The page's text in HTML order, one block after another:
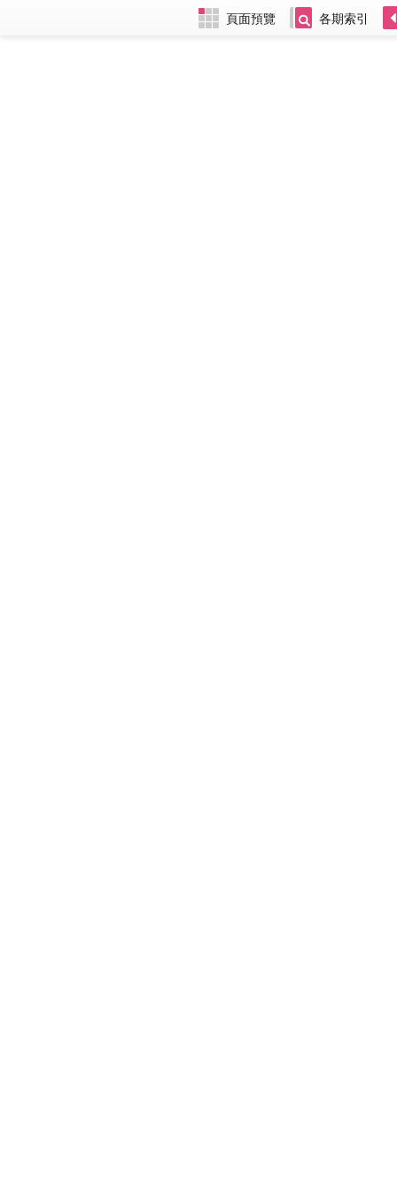
頁面預覽 各期索引